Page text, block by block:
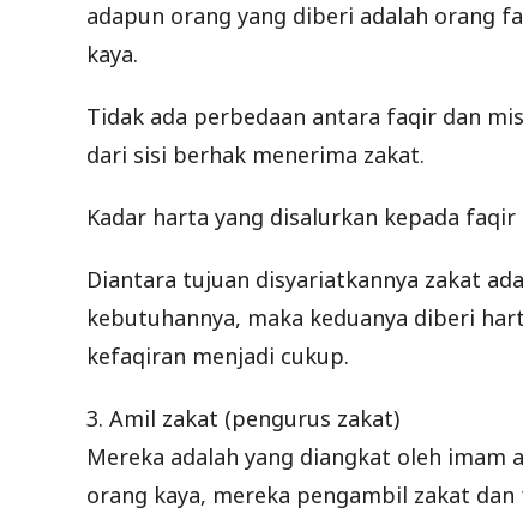
adapun orang yang diberi adalah orang
kaya.
Tidak ada perbedaan antara faqir dan
dari sisi berhak menerima zakat.
Kadar harta yang disalurkan kepada faqir
Diantara tujuan disyariatkannya zakat
kebutuhannya, maka keduanya diberi
kefaqiran menjadi cukup.
3. Amil zakat (pengurus zakat)
Mereka adalah yang diangkat oleh
orang kaya, mereka pengambil zakat